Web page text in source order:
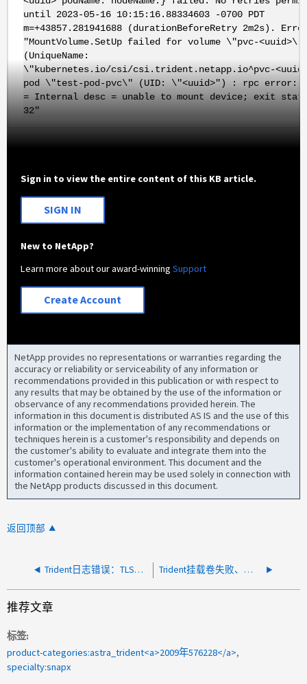
until 2023-05-16 10:15:16.88334603 -0700 PDT
m=+43857.281941688 (durationBeforeRetry 2m2s).
"MountVolume.SetUp failed for volume \"pvc-<uuid>\"
(UniqueName:
\"kubernetes.io/csi/csi.trident.netapp.io^pvc-
pod \"test-pod-pvc\" (UID: \"<uuid>") : rpc error:
= Internal desc = unable to mount device; exit
32"
Sign in to view the entire content of this KB article.
SIGN IN
New to NetApp?
Learn more about our award-winningSupport
Create Account
NetApp provides no representations or warranties regarding the
accuracy or reliability or serviceability of any information or
recommendations provided in this publication or with respect to
any results that may be obtained by the use of the information or
observance of any recommendations provided herein. The
information in this document is distributed AS IS and the use of this
information or the implementation of any recommendations or
techniques herein is a customer's responsibility and depends on
the customer's ability to evaluate and integrate them into the
customer's operational environment. This document and the
information contained herein may be used solely in connection with
the NetApp products discussed in this document.
返回顶部
Trident日志错误：TLS握手错误from IP：51792：读取TCP IP：17546-IP：51792：读取：对等方重置连接 Trident挂载卷失败、并显示错误"contextline exCEERCEERed"
推荐文章
标签
product-categories:astra_trident<a>2009年576228</a>
specialty:snapx